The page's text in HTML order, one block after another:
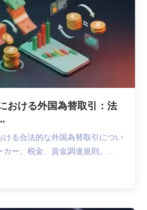
おける外国為替取引：法
ける合法的な外国為替取引につい
ー、税金、資金調達規則。…